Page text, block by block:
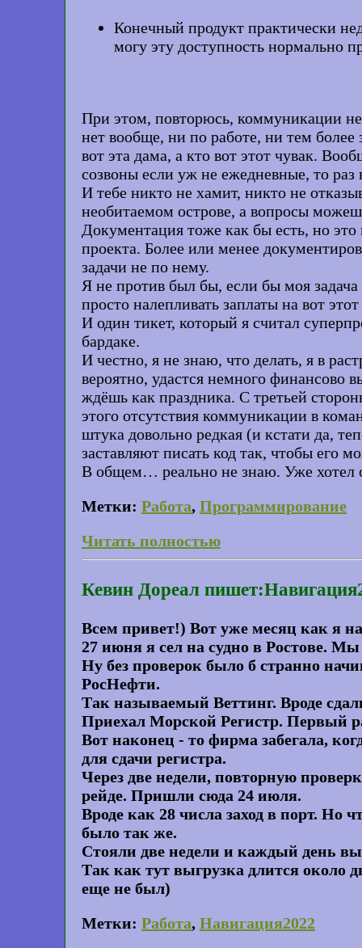
Конечный продукт практически
могу эту доступность нормально
При этом, повторюсь, коммуникации
нет вообще, ни по работе, ни тем
вот эта дама, а кто вот этот чувак.
созвоны если уж не ежедневные, то
И тебе никто не хамит, никто не
необитаемом острове, а вопросы
Документация тоже как бы есть, но
проекта. Более или менее
задачи не по нему.
Я не против был бы, если бы моя задача
просто налепливать заплаты на вот
И один тикет, который я считал
бардаке.
И честно, я не знаю, что делать, я в
вероятно, удастся немного финансово
ждёшь как праздника. С третьей
этого отсутствия коммуникации в
штука довольно редкая (и кстати да,
заставляют писать код так, чтобы его
В общем… реально не знаю. Уже хотел
Метки: Работа, Программирование
Читать полностью
Кевин Дореал
Всем привет!) Вот уже месяц как я
27 июня я сел на судно в Ростове.
Ну без проверок было б странно
РосНефти.
Так называемый Веттинг. Вроде
Приехал Морской Регистр. Первый
Вот наконец - то фирма забегала,
для сдачи регистра.
Через две недели, повторную
рейде. Пришли сюда 24 июля.
Вроде как 28 числа заход в порт.
было так же.
Стояли две недели и каждый день
Так как тут выгрузка длится около
еще не был)
Метки: Работа, Навигация2022